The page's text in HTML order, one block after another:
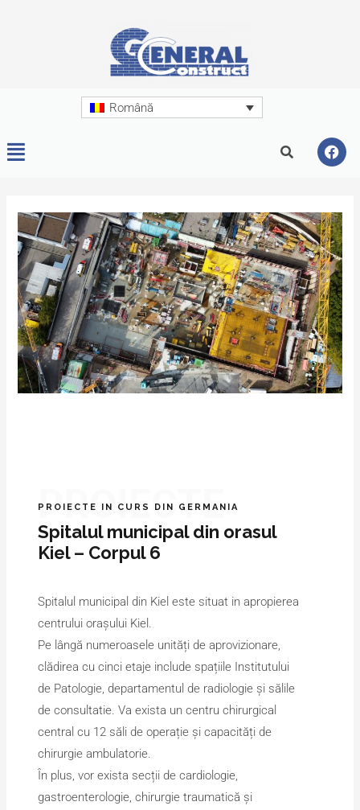
Română
PROIECTE
PROIECTE IN CURS DIN GERMANIA
Spitalul municipal din orasul
Kiel – Corpul 6
Spitalul municipal din Kiel este situat in apropierea
centrului orașului Kiel.
Pe lângă numeroasele unități de aprovizionare,
clădirea cu cinci etaje include spațiile Institutului
de Patologie, departamentul de radiologie și sălile
de consultatie. Va exista un centru chirurgical
central cu 12 săli de operație și capacități de
chirurgie ambulatorie.
În plus, vor exista secții de cardiologie,
gastroenterologie, chirurgie traumatică și